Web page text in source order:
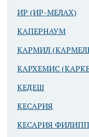
ИР (ИР-МЕЛАХ)
КАПЕРНАУМ
КАРМИЛ
КАРХЕМИС
КЕДЕШ
КЕСАРИЯ
КЕСАРИЯ